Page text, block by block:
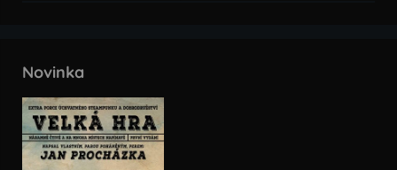
Novinka